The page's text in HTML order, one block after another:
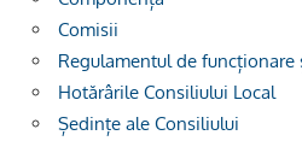
Comisii
Regulamentul de funcționare
Hotărârile Consiliului Local
Ședințe ale Consiliului